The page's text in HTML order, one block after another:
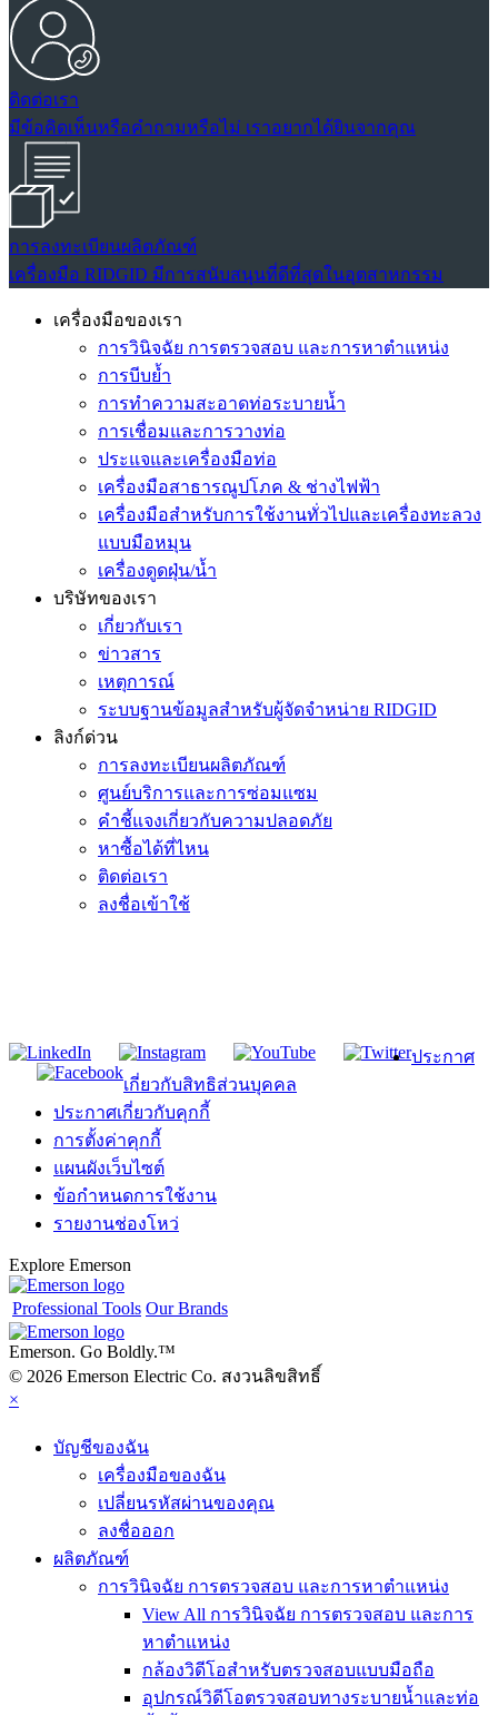
ติดต่อเรา
มีข้อคิดเห็นหรือคำถามหรือไม่ เราอยากได้ยินจากคุณ
การลงทะเบียนผลิตภัณฑ์
เครื่องมือ RIDGID มีการสนับสนุนที่ดีที่สุดในอุตสาหกรรม
เครื่องมือของเรา
การวินิจฉัย การตรวจสอบ และการหาตำแหน่ง
การบีบย้ำ
การทำความสะอาดท่อระบายน้ำ
การเชื่อมและการวางท่อ
ประแจและเครื่องมือท่อ
เครื่องมือสาธารณูปโภค & ช่างไฟฟ้า
เครื่องมือสำหรับการใช้งานทั่วไปและเครื่องทะลวง
แบบมือหมุน
เครื่องดูดฝุ่น/น้ำ
บริษัทของเรา
เกี่ยวกับเรา
ข่าวสาร
เหตุการณ์
ระบบฐานข้อมูลสำหรับผู้จัดจำหน่าย RIDGID
ลิงก์ด่วน
การลงทะเบียนผลิตภัณฑ์
ศูนย์บริการและการซ่อมแซม
คำชี้แจงเกี่ยวกับความปลอดภัย
หาซื้อได้ที่ไหน
ติดต่อเรา
ลงชื่อเข้าใช้
ประกาศ
เกี่ยวกับสิทธิส่วนบุคคล
ประกาศเกี่ยวกับคุกกี้
การตั้งค่าคุกกี้
แผนผังเว็บไซต์
ข้อกำหนดการใช้งาน
รายงานช่องโหว่
Explore Emerson
Professional Tools Our Brands
Emerson. Go Boldly.™
© 2026 Emerson Electric Co. สงวนลิขสิทธิ์
×
บัญชีของฉัน
เครื่องมือของฉัน
เปลี่ยนรหัสผ่านของคุณ
ลงชื่อออก
ผลิตภัณฑ์
การวินิจฉัย การตรวจสอบ และการหาตำแหน่ง
View All การวินิจฉัย การตรวจสอบ และการ
หาตำแหน่ง
กล้องวิดีโอสำหรับตรวจสอบแบบมือถือ
อุปกรณ์วิดีโอตรวจสอบทางระบายน้ำและท่อ